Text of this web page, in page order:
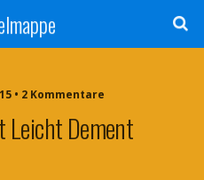
• 2 Kommentare
Leicht Dement